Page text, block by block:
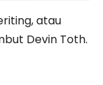
atau
Devin Toth.